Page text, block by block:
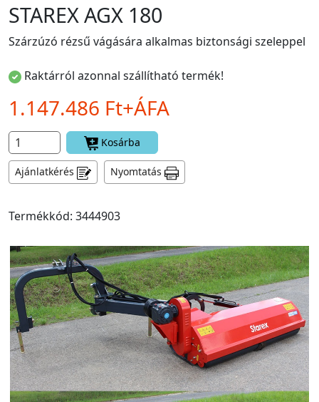
STAREX AGX 180
Szárzúzó rézsű vágására alkalmas biztonsági szeleppel
Raktárról azonnal szállítható termék!
1.147.486 Ft+ÁFA
Kosárba
Ajánlatkérés Nyomtatás
Termékkód: 3444903